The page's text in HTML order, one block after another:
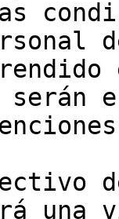
serán
una